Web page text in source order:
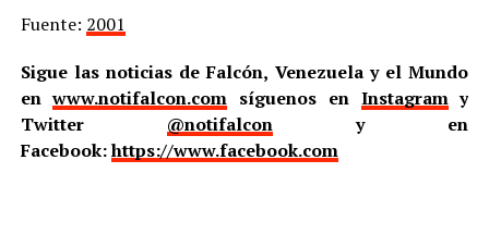
Fuente: 2001
Sigue las noticias de Falcón, Venezuela y el Mundo
enwww.notifalcon.com síguenos en Instagramy
Twitter @notifalcony en
Facebook:https://www.facebook.com